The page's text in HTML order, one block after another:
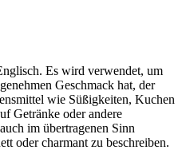
Es wird verwendet, um
Geschmack hat, der
wie Süßigkeiten, Kuchen
Getränke oder andere
im übertragenen Sinn
oder charmant zu beschreiben.